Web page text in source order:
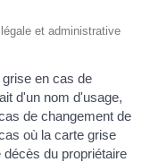
et administrative
en cas de
d'un nom d'usage,
de changement de
où la carte grise
du propriétaire